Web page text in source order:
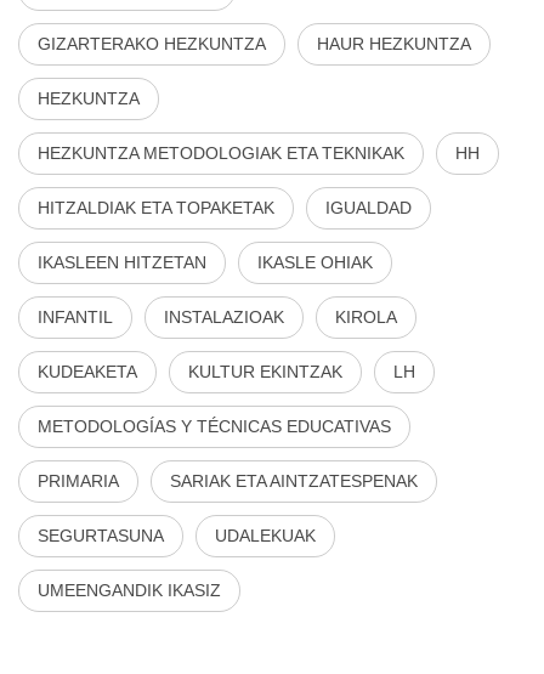
GIZARTERAKO HEZKUNTZA HAUR HEZKUNTZA
HEZKUNTZA
HEZKUNTZA METODOLOGIAK ETA TEKNIKAK HH
HITZALDIAK ETA TOPAKETAK IGUALDAD
IKASLEEN HITZETAN IKASLE OHIAK
INFANTIL INSTALAZIOAK KIROLA
KUDEAKETA KULTUR EKINTZAK LH
METODOLOGÍAS Y TÉCNICAS EDUCATIVAS
PRIMARIA SARIAK ETA AINTZATESPENAK
SEGURTASUNA UDALEKUAK
UMEENGANDIK IKASIZ